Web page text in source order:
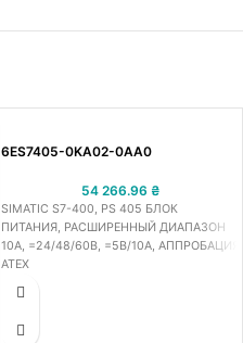
6ES7405-0KA02-0AA0
54 266.96 ₴
SIMATIC S7-400, PS 405 БЛОК
ПИТАНИЯ, РАСШИРЕННЫЙ ДИАПАЗОН
10A, =24/48/60В, =5В/10A, АППРОБАЦИЯ
ATEX